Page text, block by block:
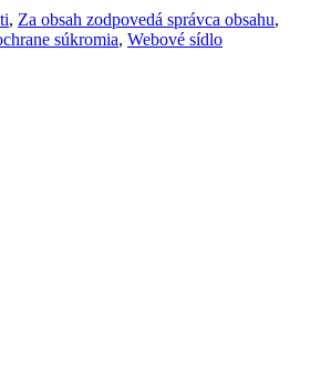
, Za obsah zodpovedá správca obsahu,
súkromia, Webové sídlo